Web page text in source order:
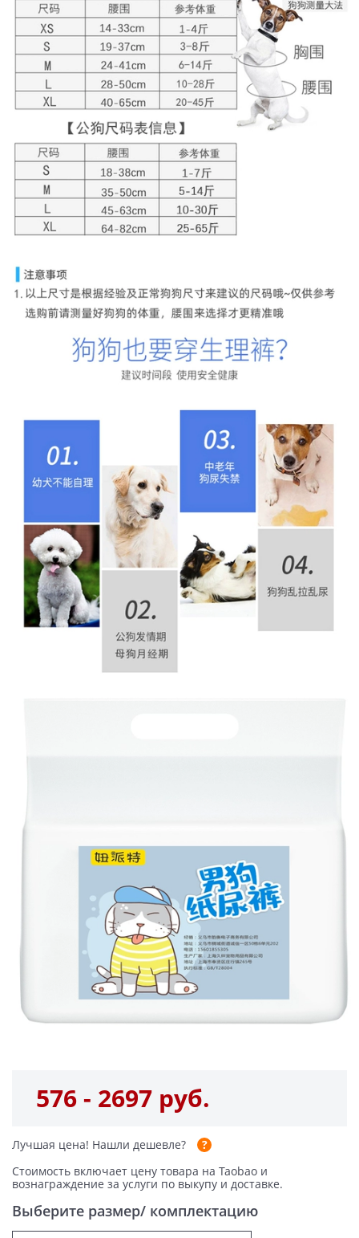
576 - 2697 руб.
Лучшая цена! Нашли дешевле?
Стоимость включает цену товара на Taobao и
вознаграждение за услуги по выкупу и доставке.
Выберите размер/ комплектацию